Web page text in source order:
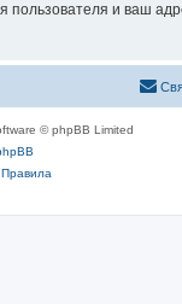
и ваш
© phpBB Limited
Правила